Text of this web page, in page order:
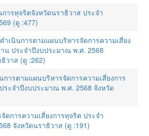
ารทุจริตจังหวัดนราธิวาส ประจำ
(ดู :477)
ำเนินการตามแผนบริหารจัดการความเสี่ยง
น ประจำปีงบประมาณ พ.ศ. 2568
วาส (ดู :262)
การตามแผนบริหารจัดการความเสี่ยงการ
ระจำปีงบประมาณ พ.ศ. 2568 จังหวัด
ดการความเสี่ยงการทุจริต ประจำ
จังหวัดนราธิวาส (ดู :191)